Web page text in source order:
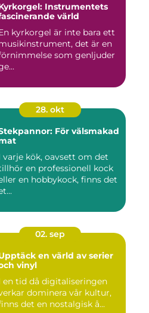
Instrumentets
värld
kyrkorgel är inte bara ett
det är en
som genljuder
28. okt
För välsmakad
varje kök, oavsett om det
en professionell kock
en hobbykock, finns det
02. sep
en värld av serier
vinyl
en tid då digitaliseringen
dominera vår kultur,
det en nostalgisk å...